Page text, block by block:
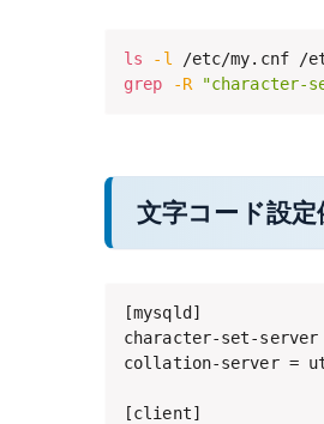
ls -l
grep
-R "character-
文字コード設定
[mysqld]
character-set-server
collation-server =
[client]